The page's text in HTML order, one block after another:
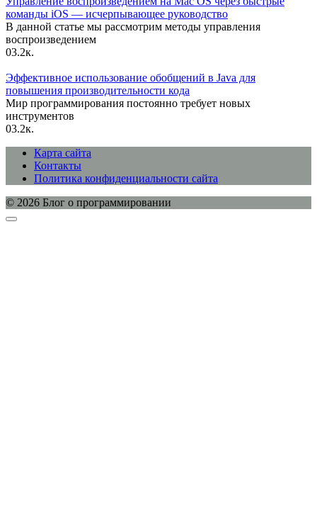
команды iOS — исчерпывающее руководство
В данной статье мы рассмотрим методы управления
воспроизведением
03.2к.
Эффективное использование обобщений в Java для
повышения производительности кода
Мир программирования постоянно требует новых
инструментов
03.2к.
Карта сайта
Контакты
Политика конфиденциальности сайта
© 2026 Блог о программировании